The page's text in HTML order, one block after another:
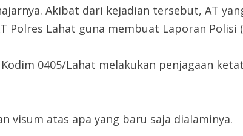
Akibat dari kejadian tersebut, AT
Lahat guna membuat Laporan Polisi
0405/Lahat melakukan penjagaan
visum atas apa yang baru saja dialaminya.